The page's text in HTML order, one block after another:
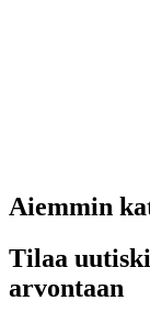
Aiemmin
Tilaa
arvontaan